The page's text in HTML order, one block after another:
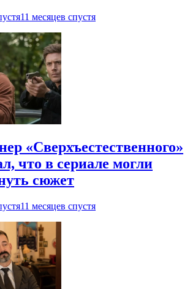
11 месяцев спустя
«Сверхъестественного»
что в сериале могли
сюжет
11 месяцев спустя